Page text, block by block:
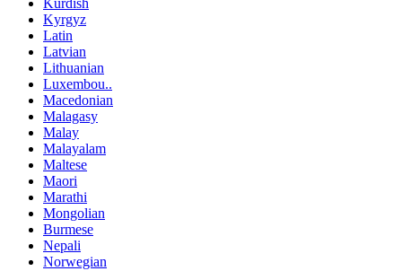
Kurdish
Kyrgyz
Latin
Latvian
Lithuanian
Luxembou..
Macedonian
Malagasy
Malay
Malayalam
Maltese
Maori
Marathi
Mongolian
Burmese
Nepali
Norwegian